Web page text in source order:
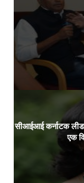
सीआईआई कर्नाटक
एक